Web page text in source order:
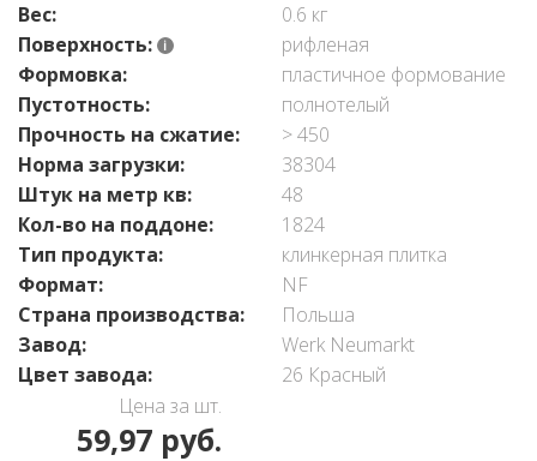
Вес:
0.6 кг
Поверхность:
рифленая
Формовка:
пластичное формование
Пустотность:
полнотелый
Прочность на сжатие:
> 450
Норма загрузки:
38304
Штук на метр кв:
48
Кол-во на поддоне:
1824
Тип продукта:
клинкерная плитка
Формат:
NF
Страна производства:
Польша
Завод:
Werk Neumarkt
Цвет завода:
26 Красный
Цена за шт.
59,97 руб.